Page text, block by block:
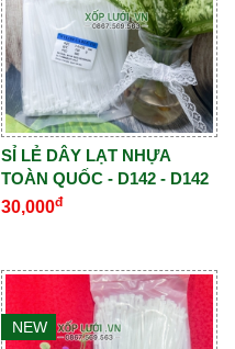
SỈ LẺ DÂY LẠT NHỰA
TOÀN QUỐC - D142 - D142
30,000đ
NEW